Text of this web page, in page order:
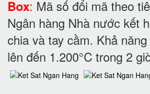
Box: Mã số đổi mã theo
Ngân hàng Nhà nước kết
chia và tay cầm. Khả
lên đến 1.200°C trong 2